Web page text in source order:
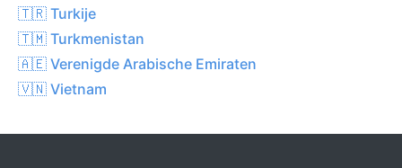
🇹🇷 Turkije
🇹🇲 Turkmenistan
🇦🇪 Verenigde Arabische Emiraten
🇻🇳 Vietnam